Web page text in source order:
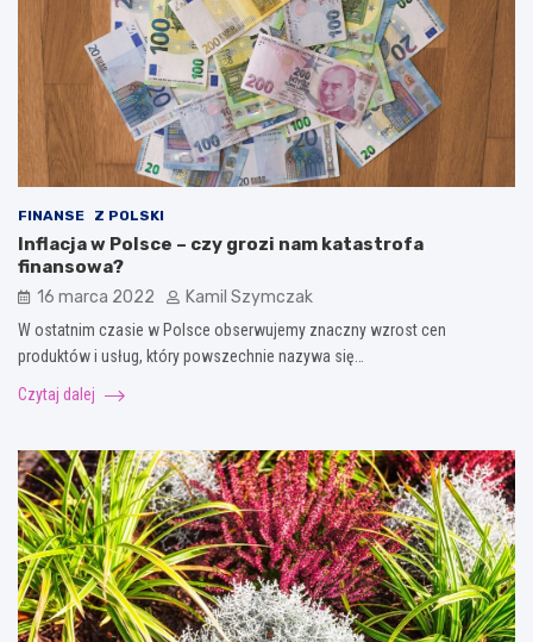
FINANSE Z POLSKI
Inflacja w Polsce – czy grozi nam katastrofa
finansowa?
16 marca 2022 Kamil Szymczak
W ostatnim czasie w Polsce obserwujemy znaczny wzrost cen
produktów i usług, który powszechnie nazywa się…
Czytaj dalej